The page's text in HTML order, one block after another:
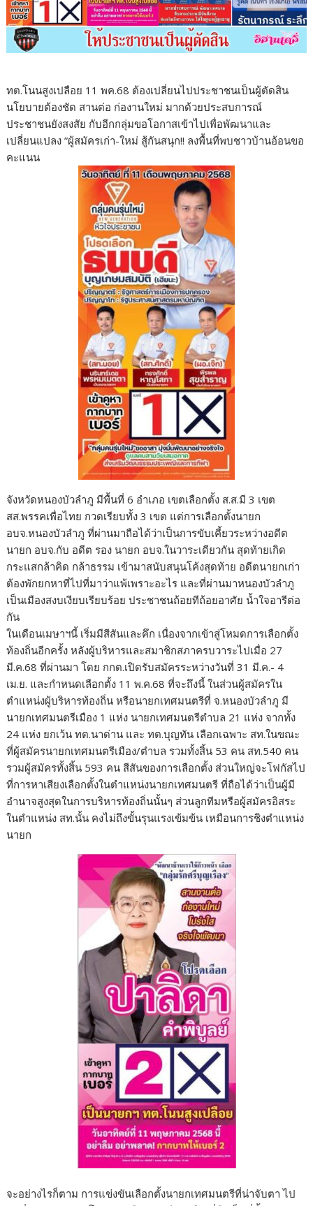
ทต.โนนสูงเปลือย 11 พค.68 ต้องเปลี่ยนไปประชาชนเป็นผู้ตัดสิน
นโยบายต้องชัด สานต่อ ก่องานใหม่ มากด้วยประสบการณ์
ประชาชนยังสงสัย กับอีกกลุ่มขอโอกาสเข้าไปเพื่อพัฒนาและ
เปลี่ยนแปลง ”ผู้สมัครเก่า-ใหม่ สู้กันสนุก!! ลงพื้นที่พบชาวบ้านอ้อนขอ
คะแนน
จังหวัดหนองบัวลำภู มีพื้นที่ 6 อำเภอ เขตเลือกตั้ง ส.ส.มี 3 เขต
สส.พรรคเพื่อไทย กวดเรียบทั้ง 3 เขต แต่การเลือกตั้งนายก
อบจ.หนองบัวลำภู ที่ผ่านมาถือได้ว่าเป็นการขับเคี้ยวระหว่างอดีต
นายก อบจ.กับ อดีต รอง นายก อบจ.ในวาระเดียวกัน สุดท้ายเกิด
กระแสกล้าคิด กล้าธรรม เข้ามาสนับสนุนโค้งสุดท้าย อดีตนายกเก่า
ต้องพักยกหาที่ไปที่มาว่าแพ้เพราะอะไร และที่ผ่านมาหนองบัวลำภู
เป็นเมืองสงบเงียบเรียบร้อย ประชาชนถ้อยทีถ้อยอาศัย น้ำใจอารีต่อ
กัน
ในเดือนเมษาฯนี้ เริ่มมีสีสันและคึก เนื่องจากเข้าสู่โหมดการเลือกตั้ง
ท้องถิ่นอีกครั้ง หลังผู้บริหารและสมาชิกสภาครบวาระไปเมื่อ 27
มี.ค.68 ที่ผ่านมา โดย กกต.เปิดรับสมัครระหว่างวันที่ 31 มี.ค.- 4
เม.ย. และกำหนดเลือกตั้ง 11 พ.ค.68 ที่จะถึงนี้ ในส่วนผู้สมัครใน
ตำแหน่งผู้บริหารท้องถิ่น หรือนายกเทศมนตรีที่ จ.หนองบัวลำภู มี
นายกเทศมนตรีเมือง 1 แห่ง นายกเทศมนตรีตำบล 21 แห่ง จากทั้ง
24 แห่ง ยกเว้น ทต.นาด่าน และ ทต.บุญทัน เลือกเฉพาะ สท.ในขณะ
ที่ผู้สมัครนายกเทศมนตรีเมือง/ตำบล รวมทั้งสิ้น 53 คน สท.540 คน
รวมผู้สมัครทั้งสิ้น 593 คน สีสันของการเลือกตั้ง ส่วนใหญ่จะโฟกัสไป
ที่การหาเสียงเลือกตั้งในตำแหน่งนายกเทศมนตรี ที่ถือได้ว่าเป็นผู้มี
อำนาจสูงสุดในการบริหารท้องถิ่นนั้นๆ ส่วนลูกทีมหรือผู้สมัครอิสระ
ในตำแหน่ง สท.นั้น คงไม่ถึงขั้นรุนแรงเข้มข้น เหมือนการชิงตำแหน่ง
นายก
จะอย่างไรก็ตาม การแข่งขันเลือกตั้งนายกเทศมนตรีที่น่าจับตา ไป